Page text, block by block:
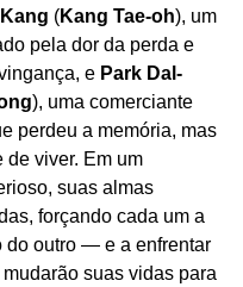
(Kang Tae-oh), um
pela dor da perda e
e Park Dal-
), uma comerciante
perdeu a memória, mas
de viver. Em um
suas almas
forçando cada um a
do outro — e a enfrentar
suas vidas para